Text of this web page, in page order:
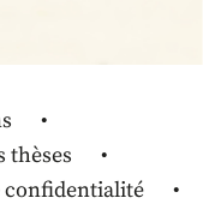
thèses
confidentialité